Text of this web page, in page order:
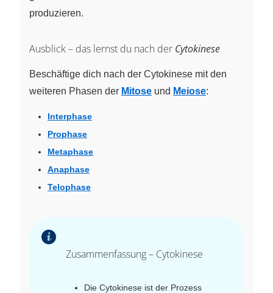
produzieren.
Ausblick – das lernst du nach der Cytokinese
Beschäftige dich nach der Cytokinese mit den
weiteren Phasen der Mitose und Meiose:
Interphase
Prophase
Metaphase
Anaphase
Telophase
Zusammenfassung – Cytokinese
Die Cytokinese ist der Prozess